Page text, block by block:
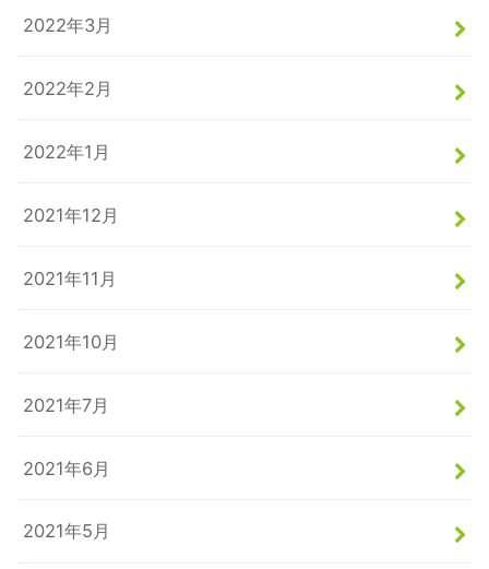
2022年3月
2022年2月
2022年1月
2021年12月
2021年11月
2021年10月
2021年7月
2021年6月
2021年5月